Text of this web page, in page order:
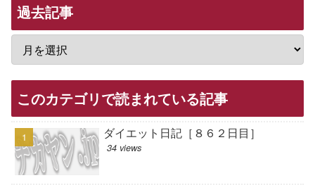
過去記事
このカテゴリで読まれている記事
ダイエット日記［８６２日目］
34 views